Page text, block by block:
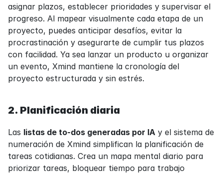
asignar plazos, establecer prioridades y supervisar el
progreso. Al mapear visualmente cada etapa de un
proyecto, puedes anticipar desafíos, evitar la
procrastinación y asegurarte de cumplir tus plazos
con facilidad. Ya sea lanzar un producto u organizar
un evento, Xmind mantiene la cronología del
proyecto estructurada y sin estrés.
2. Planificación diaria
Las listas de to-dos generadas por IA y el sistema de
numeración de Xmind simplifican la planificación de
tareas cotidianas. Crea un mapa mental diario para
priorizar tareas, bloquear tiempo para trabajo